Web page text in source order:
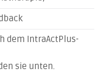
dem IntraActPlus-
sie unten.